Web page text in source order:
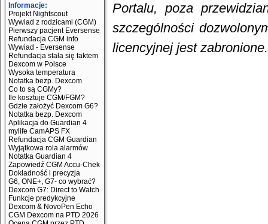
Informacje:
Projekt Nightscout
Wywiad z rodzicami (CGM)
Pierwszy pacjent Eversense
Refundacja CGM info
Wywiad - Eversense
Refundacja stała się faktem
Dexcom w Polsce
Wysoka temperatura
Notatka bezp. Dexcom
Co to są CGMy?
Ile kosztuje CGM/FGM?
Gdzie założyć Dexcom G6?
Notatka bezp. Dexcom
Aplikacja do Guardian 4
mylife CamAPS FX
Refundacja CGM Guardian
Wyjątkowa rola alarmów
Notatka Guardian 4
Zapowiedź CGM Accu-Chek
Dokładność i precyzja
G6, ONE+, G7- co wybrać?
Dexcom G7: Direct to Watch
Funkcje predykcyjne
Dexcom & NovoPen Echo
CGM Dexcom na PTD 2026
Portalu, poza
szczególności
licencyjnej jest zabronione.